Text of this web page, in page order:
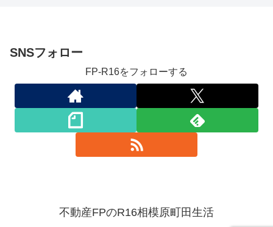
SNSフォロー
FP-R16をフォローする
不動産FPのR16相模原町田生活